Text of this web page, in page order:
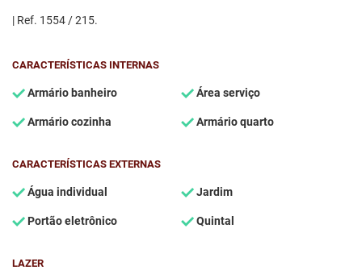
| Ref. 1554 / 215.
CARACTERÍSTICAS INTERNAS
Armário banheiro Área serviço
Armário cozinha Armário quarto
CARACTERÍSTICAS EXTERNAS
Água individual Jardim
Portão eletrônico Quintal
LAZER